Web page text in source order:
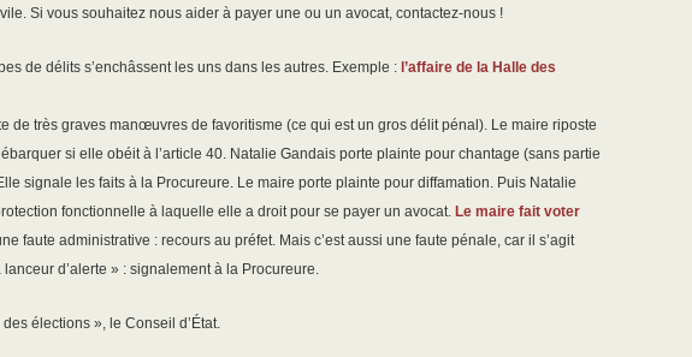
Si vous souhaitez nous aider à payer une ou un avocat, contactez-nous !
de délits s’enchâssent les uns dans les autres. Exemple : l’affaire de la Halle des
de très graves manœuvres de favoritisme (ce qui est un gros délit pénal). Le maire riposte
si elle obéit à l’article 40. Natalie Gandais porte plainte pour chantage (sans partie
signale les faits à la Procureure. Le maire porte plainte pour diffamation. Puis Natalie
fonctionnelle à laquelle elle a droit pour se payer un avocat. Le maire fait voter
faute administrative : recours au préfet. Mais c’est aussi une faute pénale, car il s’agit
lanceur d’alerte » : signalement à la Procureure.
élections », le Conseil d’État.